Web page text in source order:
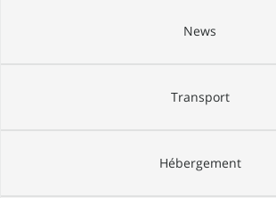
News
Transport
Hébergement